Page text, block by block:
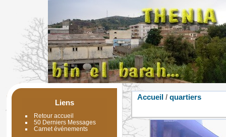
Liens
Retour accueil
50 Derniers Messages
Carnet événements
Accueil / quartiers